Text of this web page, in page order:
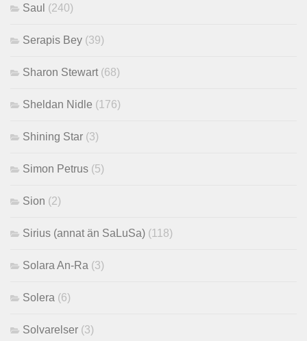
Saul (240)
Serapis Bey (39)
Sharon Stewart (68)
Sheldan Nidle (176)
Shining Star (3)
Simon Petrus (5)
Sion (2)
Sirius (annat än SaLuSa) (118)
Solara An-Ra (3)
Solera (6)
Solvarelser (3)